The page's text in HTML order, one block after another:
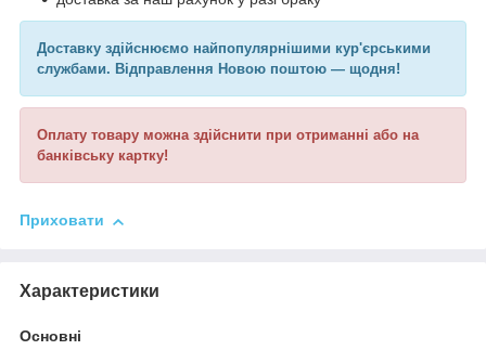
Доставку здійснюємо найпопулярнішими кур'єрськими
службами. Відправлення Новою поштою — щодня!
Оплату товару можна здійснити при отриманні або на
банківську картку!
Приховати
Характеристики
Основні